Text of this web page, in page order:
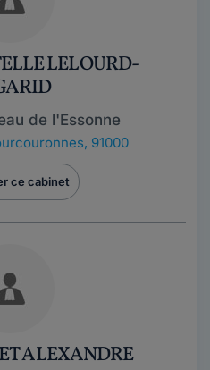
LELOURD-
de l'Essonne
91000
ce cabinet
ALEXANDRE